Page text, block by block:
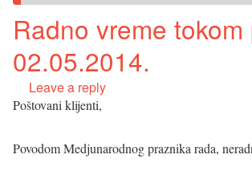
Radno vreme
02.05.2014.
Leave a reply
Poštovani klijenti,
Povodom Medjunarodnog praznika rada,